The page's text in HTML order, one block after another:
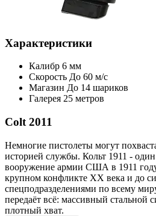
Характеристики
Калибр 6 мм
Скорость До 60 м/с
Магазин До 14 шариков
Галерея 25 метров
Colt 2011
Немногие пистолеты могут
историей службы. Кольт 1911 -
вооружение армии США в 1911
крупном конфликте XX века и до
спецподразделениями по всему
передаёт всё: массивный стальной
плотный хват.